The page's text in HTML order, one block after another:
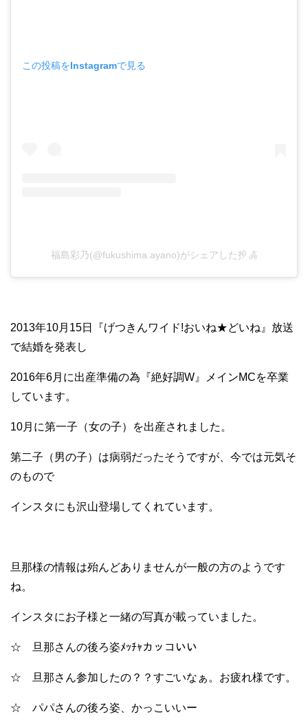
この投稿をInstagramで見る
福島彩乃(@fukushima.ayano)がシェアした投稿
2013年10月15日『げつきんワイド!おいね★どいね』放送
で結婚を発表し
2016年6月に出産準備の為『絶好調W』メインMCを卒業
しています。
10月に第一子（女の子）を出産されました。
第二子（男の子）は病弱だったそうですが、今では元気そ
のもので
インスタにも沢山登場してくれています。
旦那様の情報は殆んどありませんが一般の方のようです
ね。
インスタにお子様と一緒の写真が載っていました。
☆ 旦那さんの後ろ姿ﾒｯﾁｬカッコいい
☆ 旦那さん参加したの？？すごいなぁ。お疲れ様です。
☆ パパさんの後ろ姿、かっこいいー